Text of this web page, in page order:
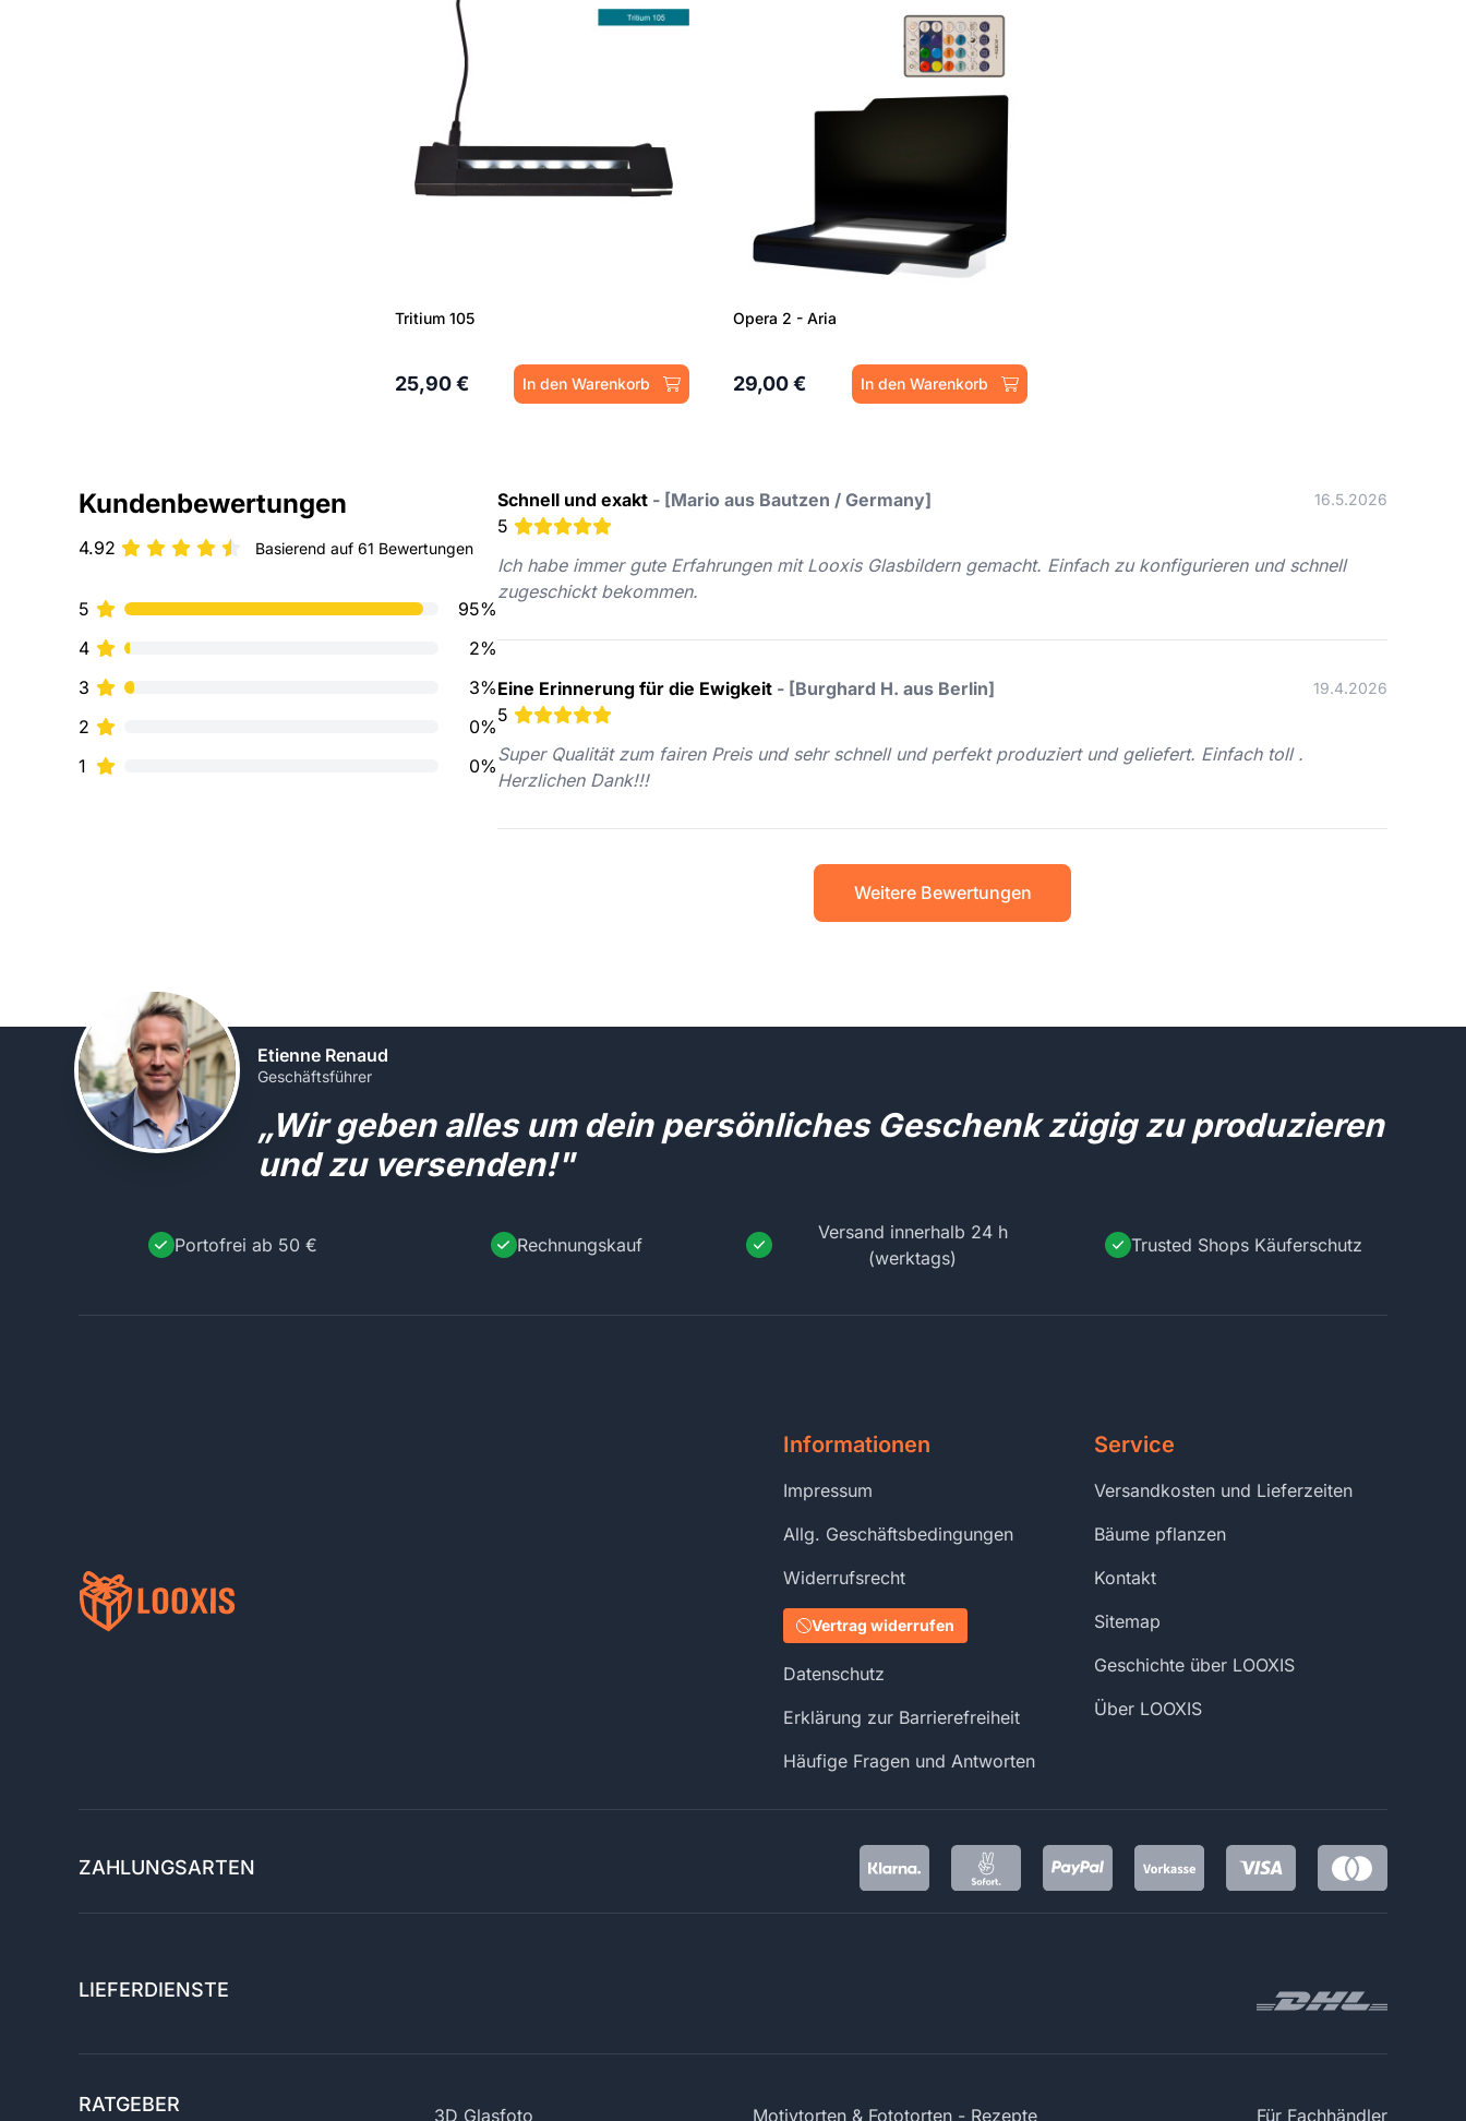
Tritium 105
25,90 € In den Warenkorb
Opera 2 - Aria
29,00 € In den Warenkorb
Kundenbewertungen
4.92 Basierend auf 61 Bewertungen
5
95%
4
2%
3
3%
2
0%
1
0%
Schnell und exakt - [Mario aus Bautzen / Germany] 16.5.2026
5
Ich habe immer gute Erfahrungen mit Looxis Glasbildern gemacht. Einfach zu konfigurieren und schnell
zugeschickt bekommen.
Eine Erinnerung für die Ewigkeit - [Burghard H. aus Berlin] 19.4.2026
5
Super Qualität zum fairen Preis und sehr schnell und perfekt produziert und geliefert. Einfach toll .
Herzlichen Dank!!!
Weitere Bewertungen
Etienne Renaud
Geschäftsführer
„Wir geben alles um dein persönliches Geschenk zügig zu produzieren
und zu versenden!"
Portofrei ab 50 € Rechnungskauf
Versand innerhalb 24 h
(werktags)
Trusted Shops Käuferschutz
Informationen
Impressum
Allg. Geschäftsbedingungen
Widerrufsrecht
Vertrag widerrufen
Datenschutz
Erklärung zur Barrierefreiheit
Häufige Fragen und Antworten
Service
Versandkosten und Lieferzeiten
Bäume pflanzen
Kontakt
Sitemap
Geschichte über LOOXIS
Über LOOXIS
ZAHLUNGSARTEN
LIEFERDIENSTE
RATGEBER 3D Glasfoto Motivtorten & Fototorten - Rezepte Für Fachhändler